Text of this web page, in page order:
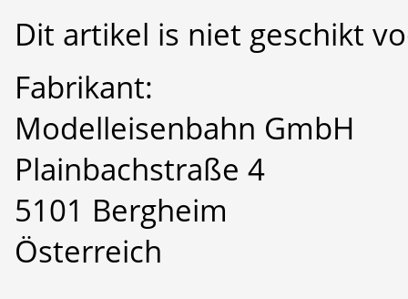
Dit artikel is niet geschikt
Fabrikant:
Modelleisenbahn GmbH
Plainbachstraße 4
5101 Bergheim
Österreich